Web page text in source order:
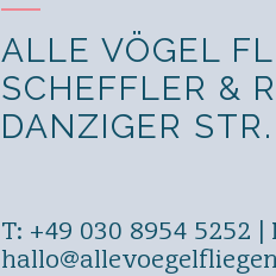
ALLE VÖGEL
SCHEFFLER &
DANZIGER
T: +49 030 8954 5252